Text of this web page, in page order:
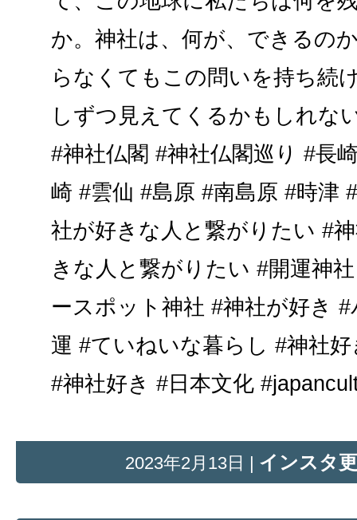
か。神社は、何が、できるの
らなくてもこの問いを持ち
しずつ見えてくるかもしれな
#神社仏閣 #神社仏閣巡り #長
崎 #雲仙 #島原 #南島原 #時津
社が好きな人と繋がりたい #
きな人と繋がりたい #開運神
ースポット神社 #神社が好き
運 #ていねいな暮らし #神社
#神社好き #日本文化
2023年2月13日 | インスタ